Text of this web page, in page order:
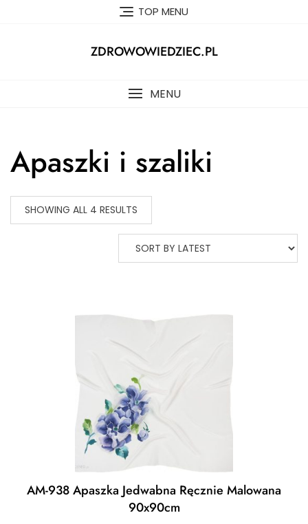
TOP MENU
ZDROWOWIEDZIEC.PL
MENU
Apaszki i szaliki
SHOWING ALL 4 RESULTS
AM-938 Apaszka Jedwabna Ręcznie Malowana
90x90cm